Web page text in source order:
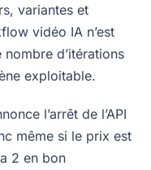
variantes et
vidéo IA n’est
nombre d’itérations
exploitable.
l’arrêt de l’API
même si le prix est
2 en bon